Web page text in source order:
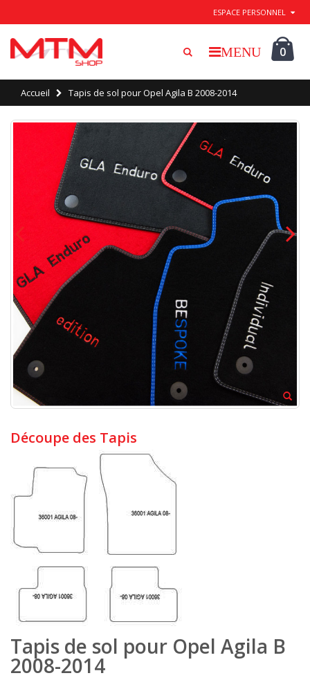
ESPACE PERSONNEL
0
Accueil Tapis de sol pour Opel Agila B 2008-2014
Découpe des Tapis
Tapis de sol pour Opel Agila B
2008-2014